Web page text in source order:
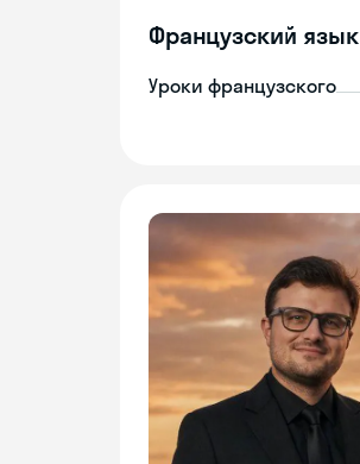
Французский язык
Уроки французского